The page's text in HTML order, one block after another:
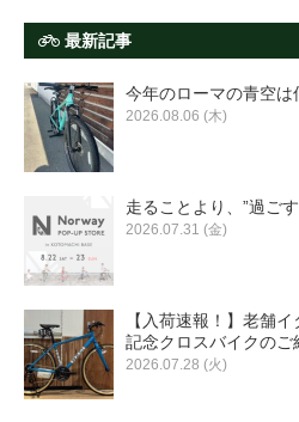
最新記事
今年のローマの青空は
2026.08.06 (木)
走ることより、”過ご
2026.07.31 (金)
【入荷速報！】老舗
記念クロスバイクのご
2026.07.28 (火)